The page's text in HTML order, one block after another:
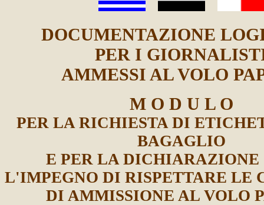
DOCUMENTAZIONE
PER I
AMMESSI AL VOLO
M O D U L O
PER LA RICHIESTA DI
BAGAGLIO
E PER LA DICHIARAZIONE
L'IMPEGNO DI RISPETTARE LE
DI AMMISSIONE AL VOLO